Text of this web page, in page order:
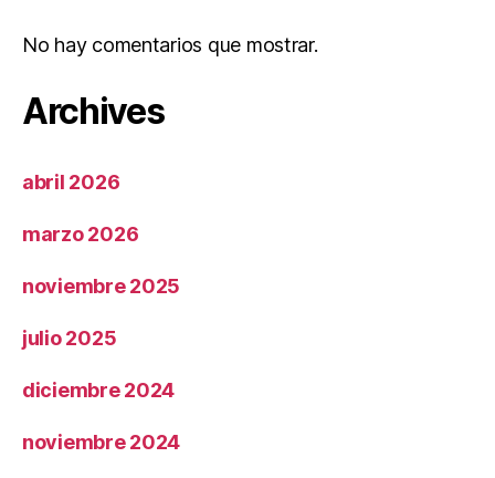
No hay comentarios que mostrar.
Archives
abril 2026
marzo 2026
noviembre 2025
julio 2025
diciembre 2024
noviembre 2024